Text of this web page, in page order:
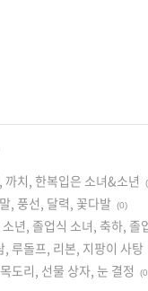
치, 한복입은 소녀&소년
, 풍선, 달력, 꽃다발 (0)
년, 졸업식 소녀, 축하, 졸
루돌프, 리본, 지팡이 사탕
도리, 선물 상자, 눈 결정